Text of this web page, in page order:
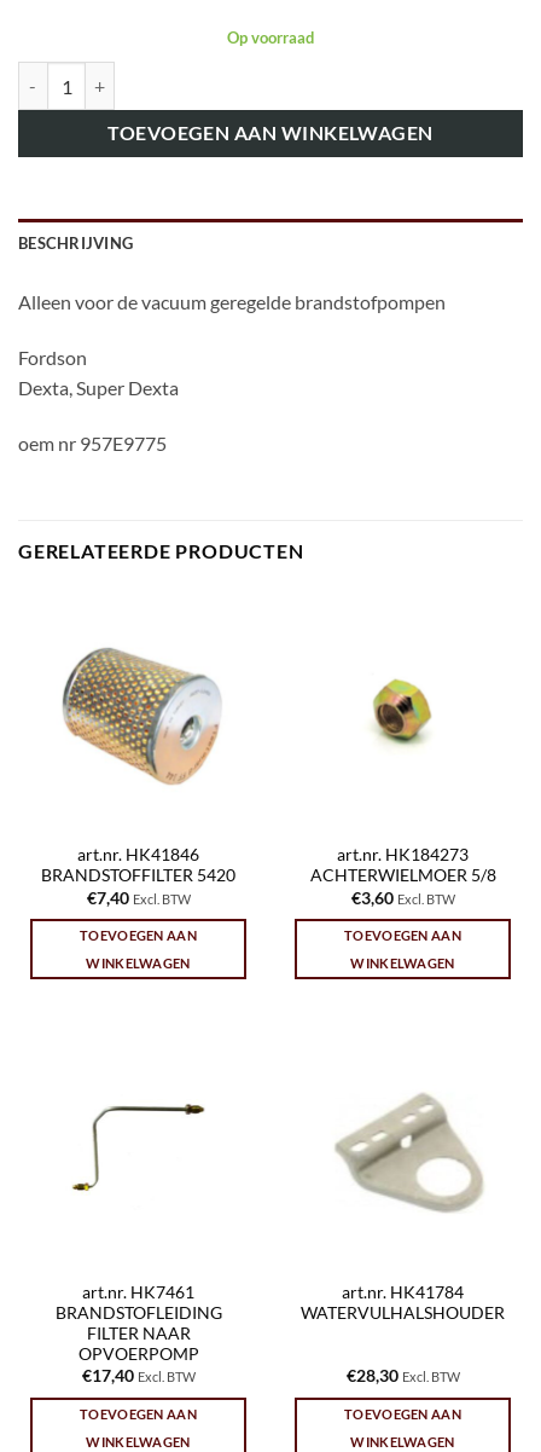
Op voorraad
TOEVOEGEN AAN WINKELWAGEN
BESCHRIJVING
Alleen voor de vacuum geregelde brandstofpompen
Fordson
Dexta, Super Dexta
oem nr 957E9775
GERELATEERDE PRODUCTEN
art.nr. HK41846
BRANDSTOFFILTER 5420
€7,40 Excl. BTW
TOEVOEGEN AAN
WINKELWAGEN
art.nr. HK184273
ACHTERWIELMOER 5/8
€3,60 Excl. BTW
TOEVOEGEN AAN
WINKELWAGEN
art.nr. HK7461
BRANDSTOFLEIDING
FILTER NAAR
OPVOERPOMP
€17,40 Excl. BTW
TOEVOEGEN AAN
WINKELWAGEN
art.nr. HK41784
WATERVULHALSHOUDER
€28,30 Excl. BTW
TOEVOEGEN AAN
WINKELWAGEN